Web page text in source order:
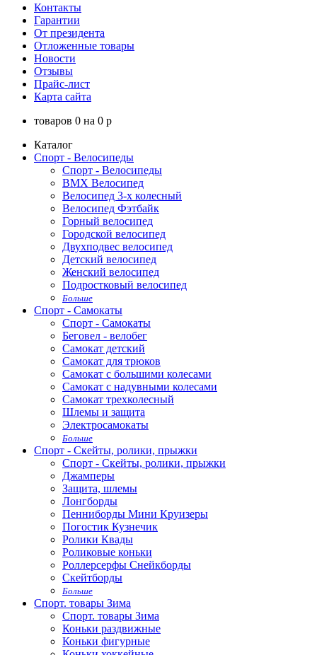
Контакты
Гарантии
От президента
Отложенные товары
Новости
Отзывы
Прайс-лист
Карта сайта
товаров 0 на 0 p
Каталог
Спорт - Велосипеды
Спорт - Велосипеды
BMX Велосипед
Велосипед 3-х колесный
Велосипед Фэтбайк
Горный велосипед
Городской велосипед
Двухподвес велосипед
Детский велосипед
Женский велосипед
Подростковый велосипед
Больше
Спорт - Самокаты
Спорт - Самокаты
Беговел - велобег
Самокат детский
Самокат для трюков
Самокат с большими колесами
Самокат с надувными колесами
Самокат трехколесный
Шлемы и защита
Электросамокаты
Больше
Спорт - Скейты, ролики, прыжки
Спорт - Скейты, ролики, прыжки
Джамперы
Защита, шлемы
Лонгборды
Пенниборды Мини Круизеры
Погостик Кузнечик
Ролики Квады
Роликовые коньки
Роллерсерфы Снейкборды
Скейтборды
Больше
Спорт. товары Зима
Спорт. товары Зима
Коньки раздвижные
Коньки фигурные